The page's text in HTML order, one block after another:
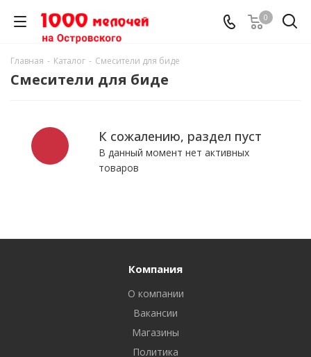
0
Главная - Каталог - Смесители для биде
Смесители для биде
К сожалению, раздел пуст
В данный момент нет активных
товаров
Компания
О компании
Вакансии
Магазины
Политика